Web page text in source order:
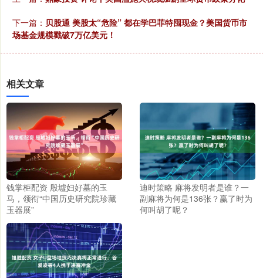
下一篇： 贝股通 美股太“危险” 都在学巴菲特囤现金？美国货币市
场基金规模戳破7万亿美元！
相关文章
钱掌柜配资 殷墟妇好墓的玉
马，领衔“中国历史研究院珍藏
玉器展”
迪时策略 麻将发明者是谁？一
副麻将为何是136张？赢了时为
何叫胡了呢？